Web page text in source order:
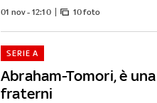
01 nov - 12:10 10 foto
Abraham-Tomori, è
fraterni
SERIE A